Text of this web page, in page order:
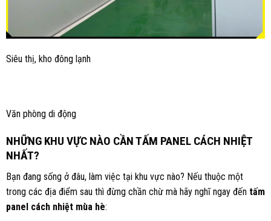
Siêu thị, kho đông lạnh
Văn phòng di động
NHỮNG KHU VỰC NÀO CẦN TẤM PANEL CÁCH NHIỆT
NHẤT?
Bạn đang sống ở đâu, làm việc tại khu vực nào? Nếu thuộc một
trong các địa điểm sau thì đừng chần chừ mà hãy nghĩ ngay đến tấm
panel cách nhiệt mùa hè: